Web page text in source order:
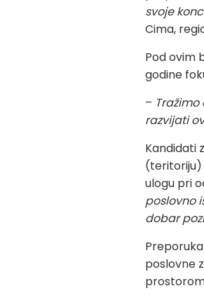
svoje
Cima,
Pod ovim
godine
–
razvijati
Kandidati
(teritoriju)
ulogu pri
poslovno
dobar
poslovne